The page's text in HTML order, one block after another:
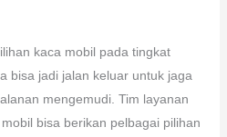
kaca mobil pada tingkat
bisa jadi jalan keluar untuk jaga
mengemudi. Tim layanan
bisa berikan pelbagai pilihan